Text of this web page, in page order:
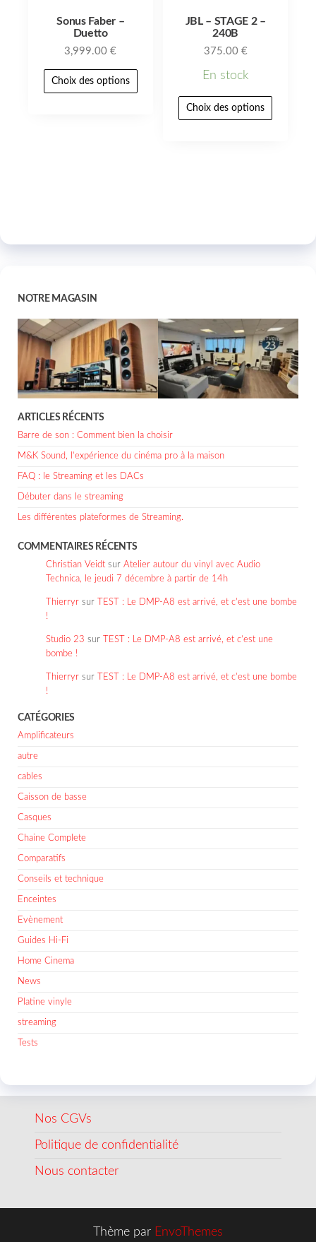
Sonus Faber –
Duetto
3,999.00€
Choix des options
JBL – STAGE 2 –
240B
375.00 €
En stock
Choix des options
NOTRE MAGASIN
ARTICLES RÉCENTS
Barre de son : Comment bien la choisir
M&K Sound, l’expérience du cinéma pro à la maison
FAQ : le Streaming et les DACs
Débuter dans le streaming
Les différentes plateformes de Streaming.
COMMENTAIRES RÉCENTS
Christian Veidt sur Atelier autour du vinyl avec Audio
Technica, le jeudi 7 décembre à partir de 14h
Thierryr sur
TEST : Le DMP-A8 est arrivé, et c’est une bombe
!
Studio 23 sur
TEST : Le DMP-A8 est arrivé, et c’est une
bombe !
Thierryr sur
TEST : Le DMP-A8 est arrivé, et c’est une bombe
!
CATÉGORIES
Amplificateurs
autre
cables
Caisson de basse
Casques
Chaine Complete
Comparatifs
Conseils et technique
Enceintes
Evènement
Guides Hi-Fi
Home Cinema
News
Platine vinyle
streaming
Tests
Nos CGVs
Politique de confidentialité
Nous contacter
Thème par EnvoThemes